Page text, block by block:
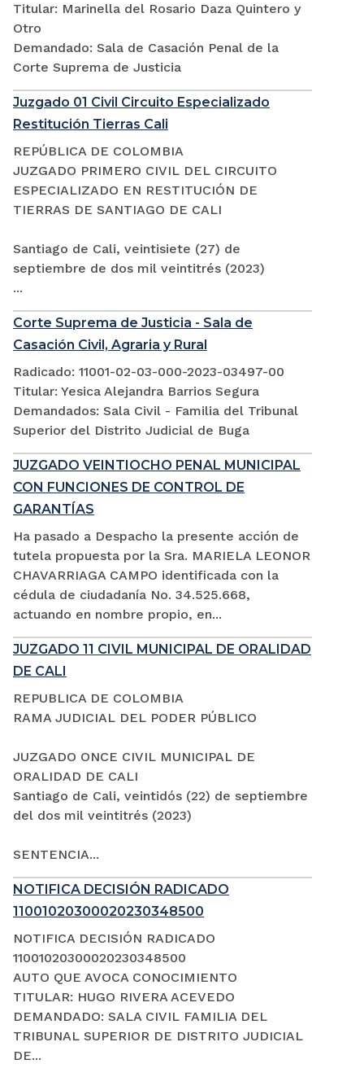
Titular: Marinella del Rosario Daza Quintero y
Otro
Demandado: Sala de Casación Penal de la
Corte Suprema de Justicia
Juzgado 01 Civil Circuito Especializado
Restitución Tierras Cali
REPÚBLICA DE COLOMBIA
JUZGADO PRIMERO CIVIL DEL CIRCUITO
ESPECIALIZADO EN RESTITUCIÓN DE
TIERRAS DE SANTIAGO DE CALI
Santiago de Cali, veintisiete (27) de
septiembre de dos mil veintitrés (2023)
...
Corte Suprema de Justicia - Sala de
Casación Civil, Agraria y Rural
Radicado: 11001-02-03-000-2023-03497-00
Titular: Yesica Alejandra Barrios Segura
Demandados: Sala Civil - Familia del Tribunal
Superior del Distrito Judicial de Buga
JUZGADO VEINTIOCHO PENAL MUNICIPAL
CON FUNCIONES DE CONTROL DE
GARANTÍAS
Ha pasado a Despacho la presente acción de
tutela propuesta por la Sra. MARIELA LEONOR
CHAVARRIAGA CAMPO identificada con la
cédula de ciudadanía No. 34.525.668,
actuando en nombre propio, en...
JUZGADO 11 CIVIL MUNICIPAL DE ORALIDAD
DE CALI
REPUBLICA DE COLOMBIA
RAMA JUDICIAL DEL PODER PÚBLICO
JUZGADO ONCE CIVIL MUNICIPAL DE
ORALIDAD DE CALI
Santiago de Cali, veintidós (22) de septiembre
del dos mil veintitrés (2023)
SENTENCIA...
NOTIFICA DECISIÓN RADICADO
11001020300020230348500
NOTIFICA DECISIÓN RADICADO
11001020300020230348500
AUTO QUE AVOCA CONOCIMIENTO
TITULAR: HUGO RIVERA ACEVEDO
DEMANDADO: SALA CIVIL FAMILIA DEL
TRIBUNAL SUPERIOR DE DISTRITO JUDICIAL
DE...